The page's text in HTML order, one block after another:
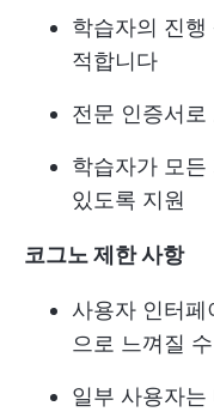
학습자의 진
적합니다
전문 인증서로
학습자가 모
있도록 지원
코그노 제한 사항
사용자 인터
으로 느껴질
일부 사용자